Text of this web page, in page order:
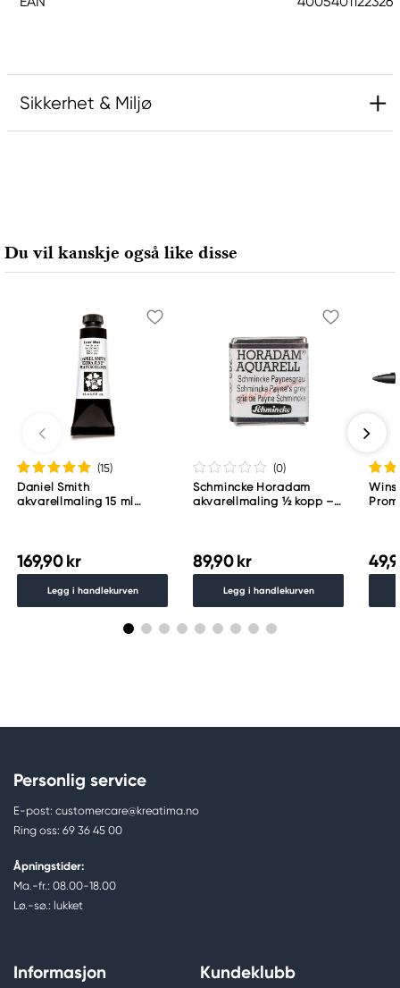
Sikkerhet & Miljø
90546 Stein, Germany
info@Faber-Castell.de
Du vil kanskje også like disse
(15)
Daniel Smith
akvarellmaling 15 ml
169,90 kr
Legg i handlekurven
(0)
Schmincke Horadam
akvarellmaling ½ kopp –
89,90 kr
Legg i handlekurven
Personlig service
E-post: customercare@kreatima.no
Ring oss: 69 36 45 00
Åpningstider:
Ma.-fr.: 08.00-18.00
Lø.-sø.: lukket
Informasjon Kundeklubb